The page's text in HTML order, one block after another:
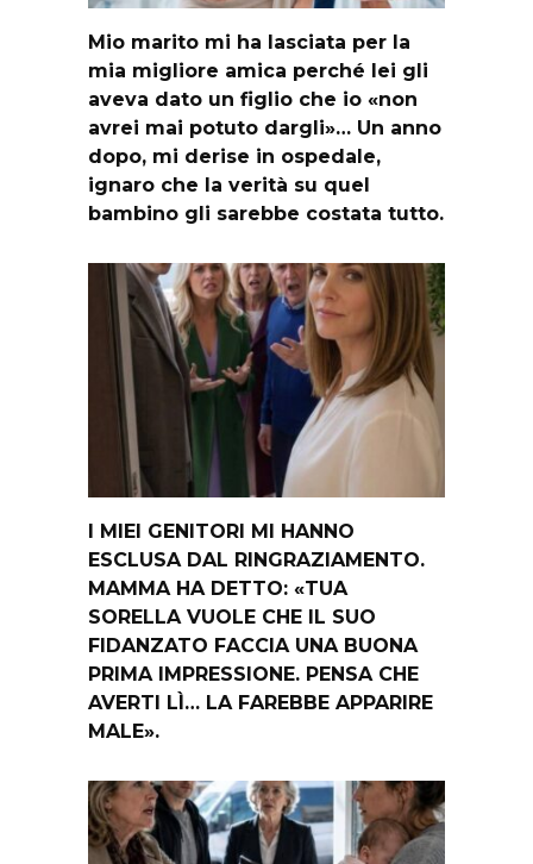
Mio marito mi ha lasciata per la
mia migliore amica perché lei gli
aveva dato un figlio che io «non
avrei mai potuto dargli»… Un anno
dopo, mi derise in ospedale,
ignaro che la verità su quel
bambino gli sarebbe costata tutto.
I MIEI GENITORI MI HANNO
ESCLUSA DAL RINGRAZIAMENTO.
MAMMA HA DETTO: «TUA
SORELLA VUOLE CHE IL SUO
FIDANZATO FACCIA UNA BUONA
PRIMA IMPRESSIONE. PENSA CHE
AVERTI LÌ… LA FAREBBE APPARIRE
MALE».